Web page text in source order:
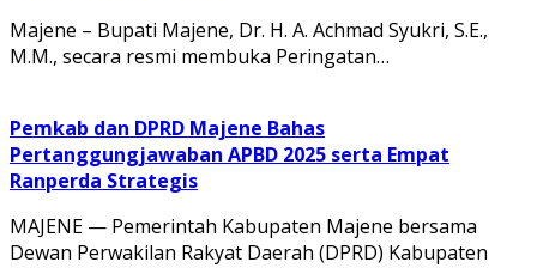
Majene – Bupati Majene, Dr. H. A. Achmad Syukri, S.E.,
M.M., secara resmi membuka Peringatan…
Pemkab dan DPRD Majene Bahas
Pertanggungjawaban APBD 2025 serta Empat
Ranperda Strategis
MAJENE — Pemerintah Kabupaten Majene bersama
Dewan Perwakilan Rakyat Daerah (DPRD) Kabupaten